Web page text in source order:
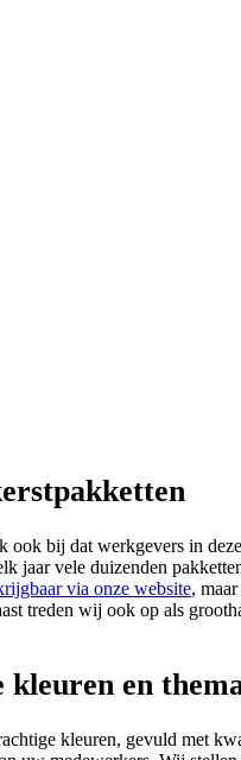
bij dat werkgevers in
jaar vele duizenden
via onze website,
treden wij ook op als
en
kleuren, gevuld met